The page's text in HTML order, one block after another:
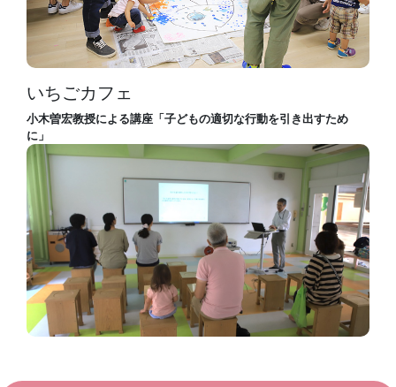
いちごカフェ
小木曽宏教授による講座「子どもの適切な行動を引き出すため
に」